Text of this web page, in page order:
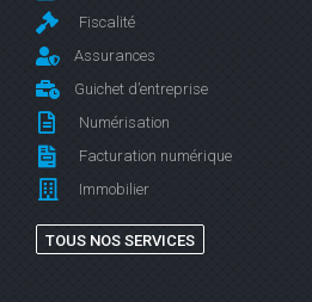
Fiscalité
Assurances
Guichet d’entreprise
Numérisation
Facturation numérique
Immobilier
TOUS NOS SERVICES